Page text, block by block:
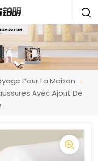
Pour La Maison
Avec Ajout De